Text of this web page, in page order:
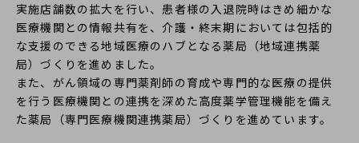
実施店舗数の拡大を行い、患者様の入退院時はきめ細かな
医療機関との情報共有を、介護・終末期においては包括的
な支援のできる地域医療のハブとなる薬局（地域連携薬
局）づくりを進めました。
また、がん領域の専門薬剤師の育成や専門的な医療の提供
を行う医療機関との連携を深めた高度薬学管理機能を備え
た薬局（専門医療機関連携薬局）づくりを進めています。